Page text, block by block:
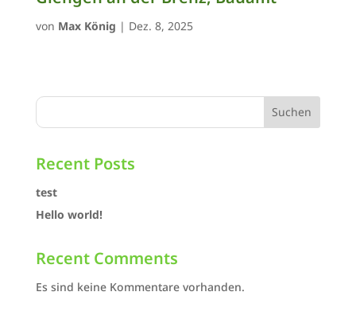
von Max König | Dez. 8, 2025
Suchen
Recent Posts
test
Hello world!
Recent Comments
Es sind keine Kommentare vorhanden.